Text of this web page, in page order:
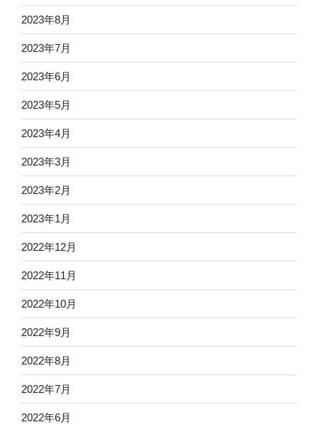
2023年8月
2023年7月
2023年6月
2023年5月
2023年4月
2023年3月
2023年2月
2023年1月
2022年12月
2022年11月
2022年10月
2022年9月
2022年8月
2022年7月
2022年6月